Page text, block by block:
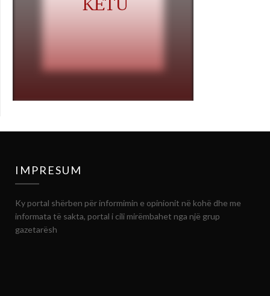
IMPRESUM
Ky portal shërben për informimin e opinionit në kohë dhe me
informata të sakta, portal i cili mirëmbahet nga një grup
gazetarësh